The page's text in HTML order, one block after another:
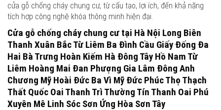
cửa gỗ chống cháy chung cư, từ cấu tạo, lợi ích, đến khả năng
tích hợp công nghệ khóa thông minh hiện đại.
Cửa gỗ chống cháy chung cư tại Hà Nội Long Biên
Thanh Xuân Bắc Từ Liêm Ba Đình Cầu Giấy Đống Đa
Hai Bà Trưng Hoàn Kiếm Hà Đông Tây Hồ Nam Từ
Liêm Hoàng Mai Đan Phượng Gia Lâm Đông Anh
Chương Mỹ Hoài Đức Ba Vì Mỹ Đức Phúc Thọ Thạch
Thất Quốc Oai Thanh Trì Thường Tín Thanh Oai Phú
Xuyên Mê Linh Sóc Sơn Ứng Hòa Sơn Tây